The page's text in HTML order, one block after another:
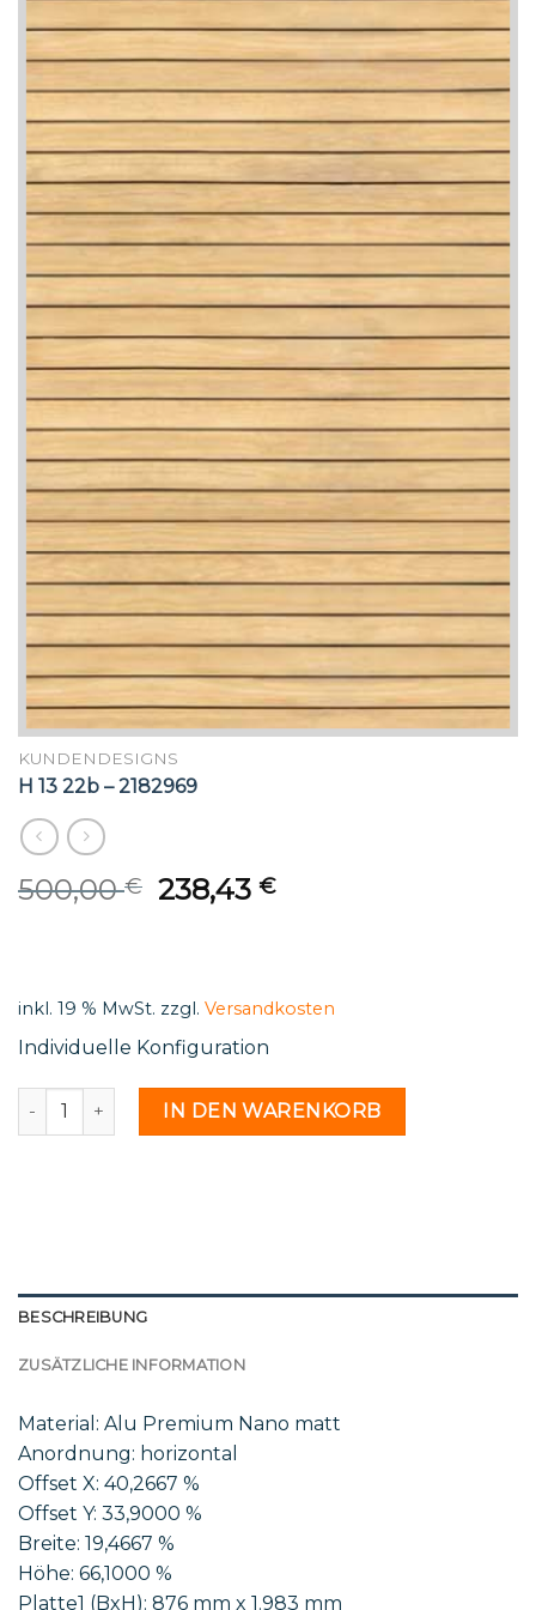
KUNDENDESIGNS
H 13 22b – 2182969
500,00€ Original
238,43€Current
inkl. 19 % MwSt. zzgl. Versandkosten
Individuelle Konfiguration
H 13 22b - 2182969 MengeIN DEN WARENKORB
BESCHREIBUNG
ZUSÄTZLICHE INFORMATION
Material: Alu Premium Nano matt
Anordnung: horizontal
Offset X: 40,2667 %
Offset Y: 33,9000 %
Breite: 19,4667 %
Höhe: 66,1000 %
Platte1 (BxH): 876 mm x 1.983 mm